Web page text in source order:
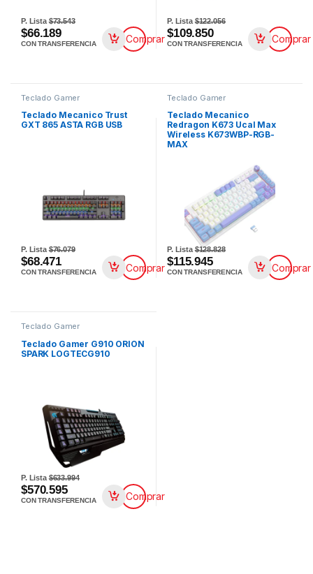
P. Lista$73.543
$66.189
CON TRANSFERENCIA Comprar
P. Lista$122.056
$109.850
CON TRANSFERENCIA Comprar
Teclado Gamer
Teclado Mecanico Trust
GXT 865 ASTA RGB USB
P. Lista$76.079
$68.471
CON TRANSFERENCIA Comprar
Teclado Gamer
Teclado Mecanico
Redragon K673 Ucal Max
Wireless K673WBP-RGB-
MAX
P. Lista$128.828
$115.945
CON TRANSFERENCIA Comprar
Teclado Gamer
Teclado Gamer G910 ORION
SPARK LOGTECG910
P. Lista$633.994
$570.595
CON TRANSFERENCIA Comprar